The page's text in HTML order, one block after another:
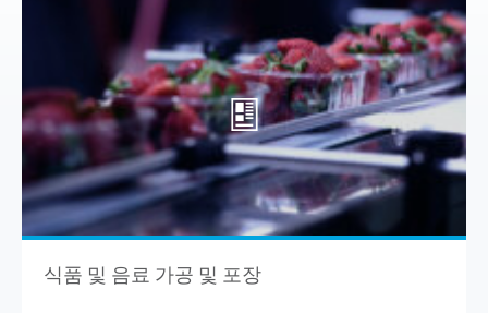
식품 및 음료 가공 및 포장